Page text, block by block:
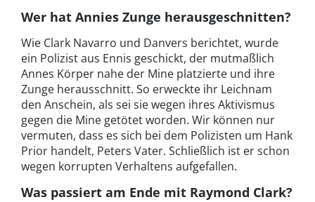
Wer hat Annies Zunge herausgeschnitten?
Wie Clark Navarro und Danvers berichtet, wurde
ein Polizist aus Ennis geschickt, der mutmaßlich
Annes Körper nahe der Mine platzierte und ihre
Zunge herausschnitt. So erweckte ihr Leichnam
den Anschein, als sei sie wegen ihres Aktivismus
gegen die Mine getötet worden. Wir können nur
vermuten, dass es sich bei dem Polizisten um Hank
Prior handelt, Peters Vater. Schließlich ist er schon
wegen korrupten Verhaltens aufgefallen.
Was passiert am Ende mit Raymond Clark?